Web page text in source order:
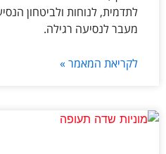
לתדמית, לנוחות ולביטחון
מעבר לנסיעה רגילה.
לקריאת המאמר »